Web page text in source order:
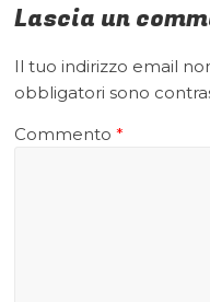
Lascia un
Il tuo indirizzo email
obbligatori sono
Commento*